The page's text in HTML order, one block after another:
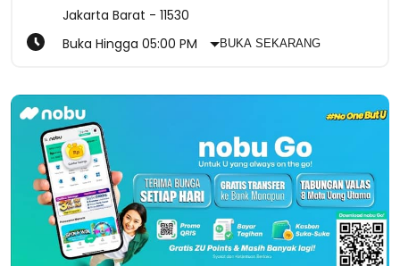
Jakarta Barat - 11530
Buka Hingga 05:00 PM
BUKA SEKARANG